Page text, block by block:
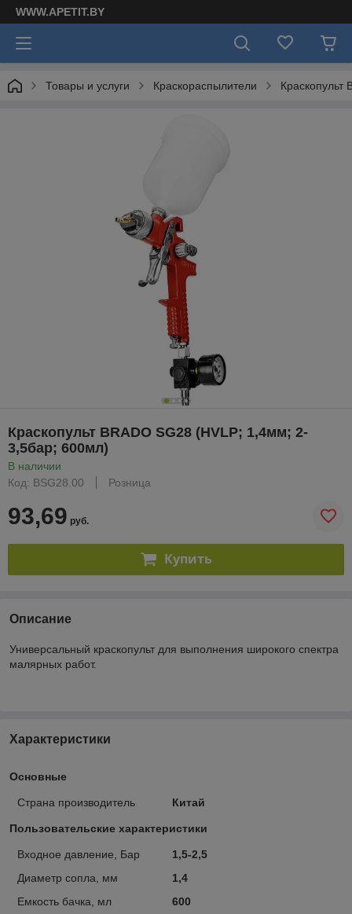
WWW.APETIT.BY
Товары и услуги Краскораспылители
Краскопульт BRADO SG28 (HVLP; 1,4мм; 2-
3,5бар; 600мл)
В наличии
Код: BSG28.00
Розница
93,69 руб.
Купить
Описание
Универсальный краскопульт для выполнения широкого спектра
малярных работ.
Характеристики
Основные
Страна производитель Китай
Пользовательские характеристики
Входное давление, Бар
1,5-2,5
Диаметр сопла, мм
1,4
Емкость бачка, мл
600